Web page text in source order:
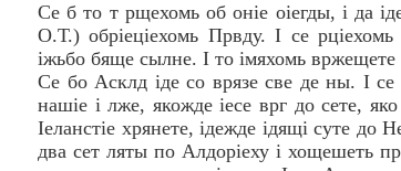
Се б то т рщехомь об онiе оiегды, i да
О.Т.) обрiецiехомь Првду. I се
iжьбо бяще сылне. I то iмяхомь вржещете
Се бо Асклд iде со врязе све де ны. I
нашiе i лже, якожде iесе врг до сете,
Iеланстiе хрянете, iдежде iдящi суте до
два сет ляты по Алдорiеху i хощешеть